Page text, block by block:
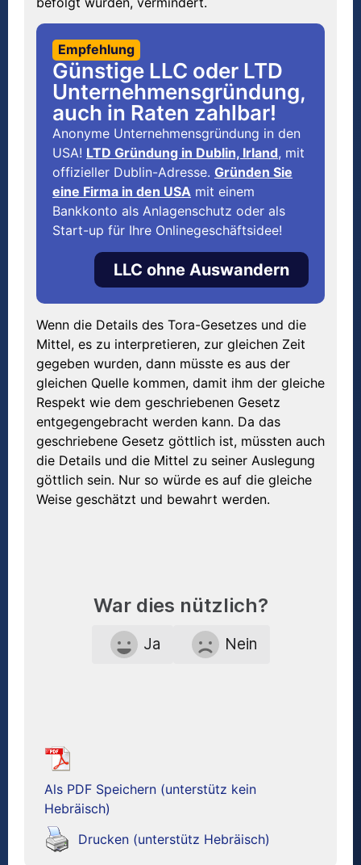
Empfehlung
Günstige LLC oder LTD
Unternehmensgründung,
auch in Raten zahlbar!
Anonyme Unternehmensgründung in den
USA! LTD Gründung in Dublin, Irland, mit
offizieller Dublin-Adresse. Gründen Sie
eine Firma in den USA mit einem
Bankkonto als Anlagenschutz oder als
Start-up für Ihre Onlinegeschäftsidee!
LLC ohne Auswandern
Wenn die Details des Tora-Gesetzes und die
Mittel, es zu interpretieren, zur gleichen Zeit
gegeben wurden, dann müsste es aus der
gleichen Quelle kommen, damit ihm der gleiche
Respekt wie dem geschriebenen Gesetz
entgegengebracht werden kann. Da das
geschriebene Gesetz göttlich ist, müssten auch
die Details und die Mittel zu seiner Auslegung
göttlich sein. Nur so würde es auf die gleiche
Weise geschätzt und bewahrt werden.
War dies nützlich?
Ja Nein
Als PDF Speichern (unterstütz kein
Hebräisch)
Drucken (unterstütz Hebräisch)